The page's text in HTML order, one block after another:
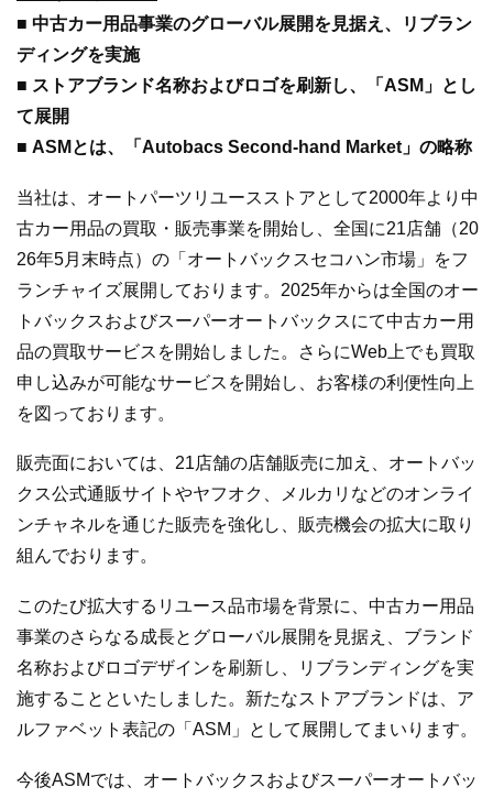
■ 中古カー用品事業のグローバル展開を見据え、リブラン
ディングを実施
■ ストアブランド名称およびロゴを刷新し、「ASM」とし
て展開
■ ASMとは、「Autobacs Second-hand Market」の略称
当社は、オートパーツリユースストアとして2000年より中
古カー用品の買取・販売事業を開始し、全国に21店舗（20
26年5月末時点）の「オートバックスセコハン市場」をフ
ランチャイズ展開しております。2025年からは全国のオー
トバックスおよびスーパーオートバックスにて中古カー用
品の買取サービスを開始しました。さらにWeb上でも買取
申し込みが可能なサービスを開始し、お客様の利便性向上
を図っております。
販売面においては、21店舗の店舗販売に加え、オートバッ
クス公式通販サイトやヤフオク、メルカリなどのオンライ
ンチャネルを通じた販売を強化し、販売機会の拡大に取り
組んでおります。
このたび拡大するリユース品市場を背景に、中古カー用品
事業のさらなる成長とグローバル展開を見据え、ブランド
名称およびロゴデザインを刷新し、リブランディングを実
施することといたしました。新たなストアブランドは、ア
ルファベット表記の「ASM」として展開してまいります。
今後ASMでは、オートバックスおよびスーパーオートバッ